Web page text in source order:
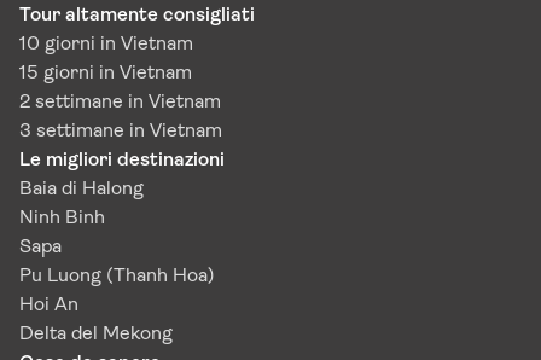
Tour altamente consigliati
10 giorni in Vietnam
15 giorni in Vietnam
2 settimane in Vietnam
3 settimane in Vietnam
Le migliori destinazioni
Baia di Halong
Ninh Binh
Sapa
Pu Luong (Thanh Hoa)
Hoi An
Delta del Mekong